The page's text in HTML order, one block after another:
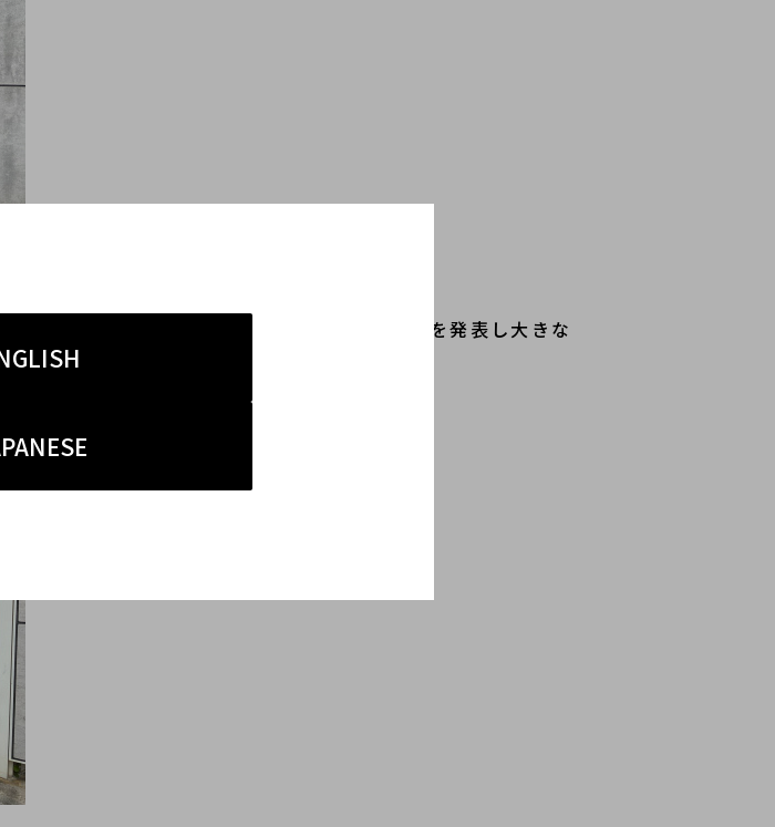
全体が構成され、かなり攻めたコレクションを発表し大きな